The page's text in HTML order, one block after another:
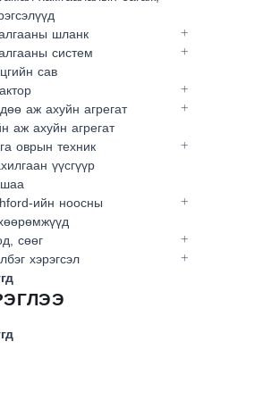
шланк
систем
сав
аж ахуйн агрегат
аж ахуйн агрегат
оврын техник
үүсгүүр
ийн ноосны
сөөг
хэрэгсэл